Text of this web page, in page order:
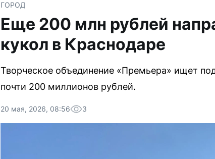
ГОРОД
Еще 200 млн рублей
кукол в Краснодаре
Творческое объединение «Премьера» ищет
почти 200 миллионов рублей.
20 мая, 2026, 08:56 3